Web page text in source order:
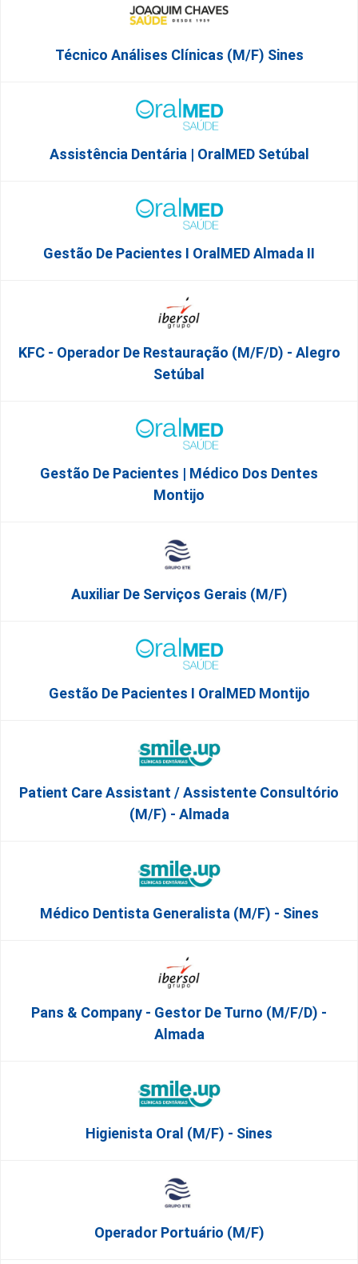
Técnico Análises Clínicas (M/F) Sines
Assistência Dentária | OralMED Setúbal
Gestão De Pacientes I OralMED Almada II
KFC - Operador De Restauração (m/f/d) - Alegro
Setúbal
Gestão De Pacientes | Médico Dos Dentes
Montijo
Auxiliar De Serviços Gerais (m/f)
Gestão De Pacientes I OralMED Montijo
Patient Care Assistant / Assistente Consultório
(M/F) - Almada
Médico Dentista Generalista (M/F) - Sines
Pans & Company - Gestor De Turno (m/f/d) -
Almada
Higienista Oral (M/F) - Sines
Operador Portuário (m/f)